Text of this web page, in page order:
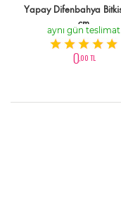
Yapay Difenbahya
cm
aynı gün teslimat
0,00 TL